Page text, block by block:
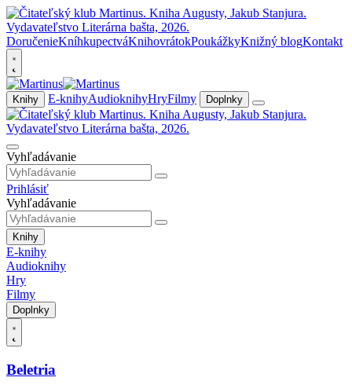
DoručenieKníhkupectváKnihovrátokPoukážkyKnižný blogKontakt
Knihy E-knihyAudioknihyHryFilmy Doplnky
Vyhľadávanie
Prihlásiť
Vyhľadávanie
Knihy
E-knihy
Audioknihy
Hry
Filmy
Doplnky
Beletria